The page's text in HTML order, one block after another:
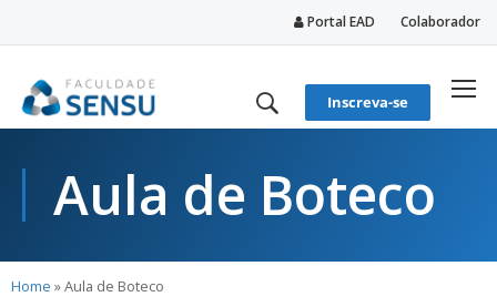
Portal EAD Colaborador
Inscreva-se
Aula de Boteco
Home »Aula de Boteco